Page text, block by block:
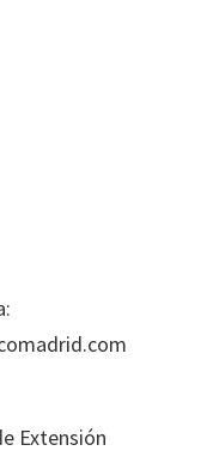
Extensión